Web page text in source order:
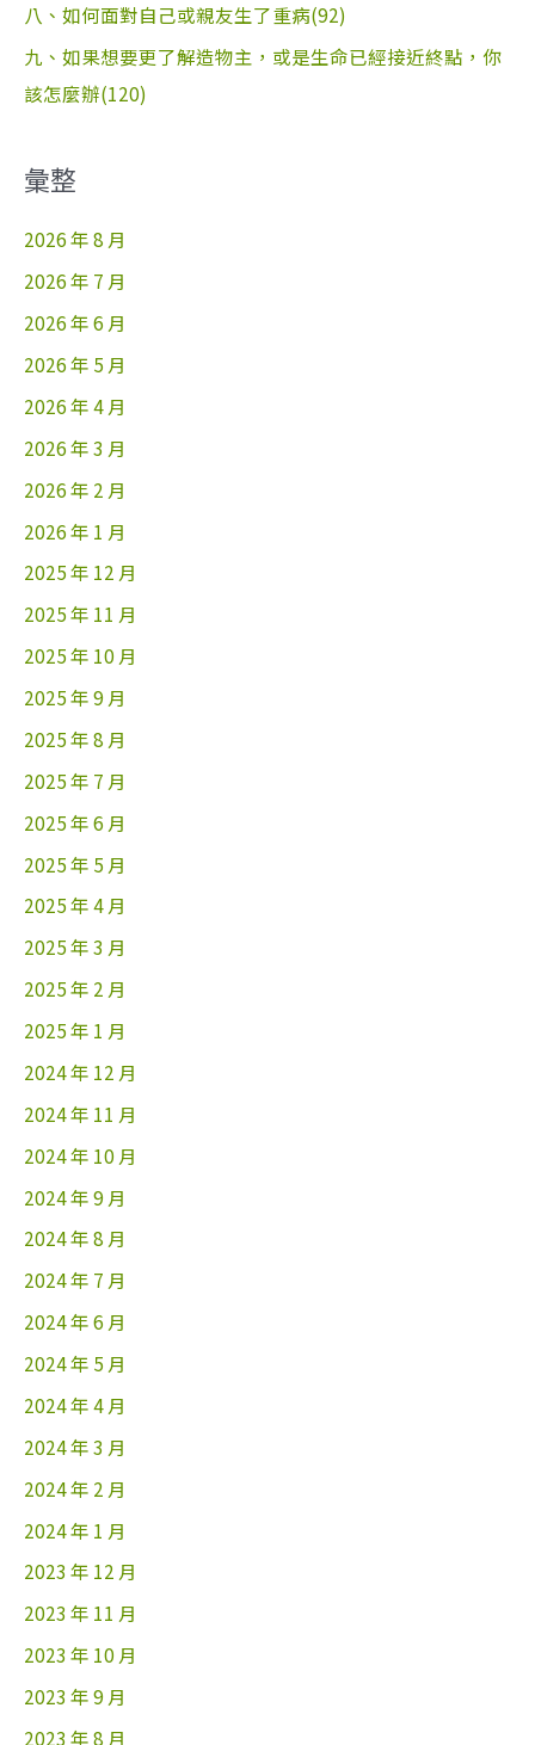
八、如何面對自己或親友生了重病(92)
九、如果想要更了解造物主，或是生命已經接近終點，你
該怎麼辦(120)
彙整
2026 年 8 月
2026 年 7 月
2026 年 6 月
2026 年 5 月
2026 年 4 月
2026 年 3 月
2026 年 2 月
2026 年 1 月
2025 年 12 月
2025 年 11 月
2025 年 10 月
2025 年 9 月
2025 年 8 月
2025 年 7 月
2025 年 6 月
2025 年 5 月
2025 年 4 月
2025 年 3 月
2025 年 2 月
2025 年 1 月
2024 年 12 月
2024 年 11 月
2024 年 10 月
2024 年 9 月
2024 年 8 月
2024 年 7 月
2024 年 6 月
2024 年 5 月
2024 年 4 月
2024 年 3 月
2024 年 2 月
2024 年 1 月
2023 年 12 月
2023 年 11 月
2023 年 10 月
2023 年 9 月
2023 年 8 月